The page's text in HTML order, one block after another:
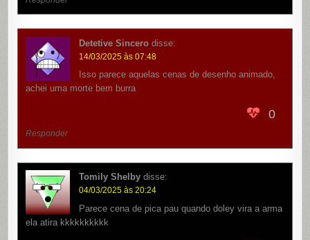
Detetive Sincero disse:
14/03/2025 às 07:48
Isso parece aquelas cenas de desenho animado,
achei uma morte bem burra
0
Responder
Tomily Shelby disse:
04/03/2025 às 20:24
Parece cena de pica pau quando doley vira a arma
ela atira kkkkkkkkkk